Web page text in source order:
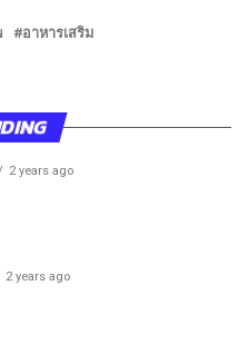
อาหารเสริม
2 years ago
2 years ago